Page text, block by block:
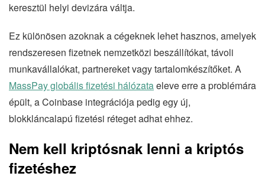
keresztül helyi devizára váltja.
Ez különösen azoknak a cégeknek lehet hasznos, amelyek
rendszeresen fizetnek nemzetközi beszállítókat, távoli
munkavállalókat, partnereket vagy tartalomkészítőket. A
MassPay globális fizetési hálózataeleve erre a problémára
épült, a Coinbase integrációja pedig egy új,
blokkláncalapú fizetési réteget adhat ehhez.
Nem kell kriptósnak lenni a kriptós
fizetéshez